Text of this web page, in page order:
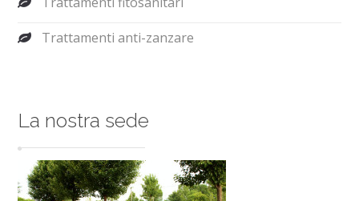
Trattamenti anti-zanzare
La nostra sede